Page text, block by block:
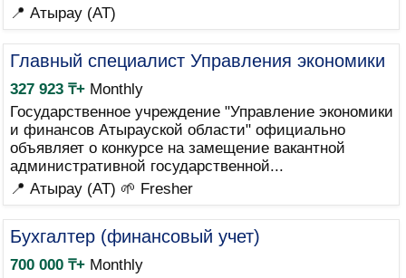
📍 Атырау (AT)
Главный специалист Управления экономики
327 923 ₸+Monthly
Государственное учреждение "Управление экономики
и финансов Атырауской области" официально
объявляет о конкурсе на замещение вакантной
административной государственной...
📍 Атырау (AT) 🌱 Fresher
Бухгалтер (финансовый учет)
700 000 ₸+Monthly